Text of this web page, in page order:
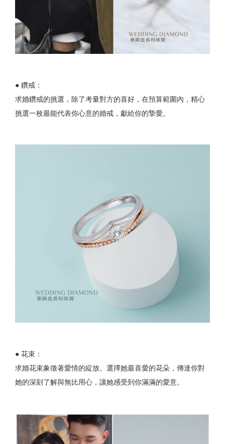
● 鑽戒：
求婚鑽戒的挑選，除了考量對方的喜好，在預算範圍內，精心
挑選一枚最能代表你心意的婚戒，獻給你的摯愛。
● 花束：
求婚花束象徵著愛情的綻放。選擇她最喜愛的花朵，傳達你對
她的深刻了解與無比用心，讓她感受到你滿滿的愛意。